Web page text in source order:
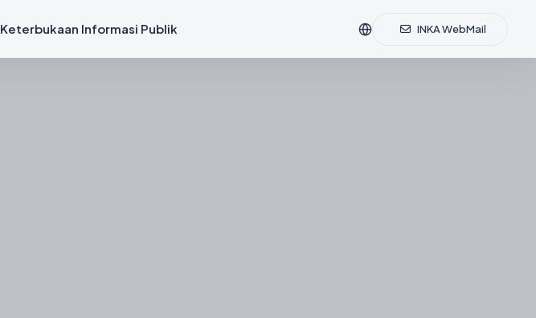
Keterbukaan Informasi Publik INKA WebMail